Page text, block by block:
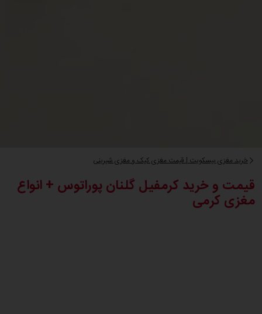
خرید مغزی بیسکویت | قیمت مغزی کیک و مغزی شیرینی
قیمت و خرید کرمفیل گلنان پوراتوس + انواع
مغزی کرمی